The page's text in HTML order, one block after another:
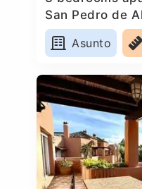
San Pedro de
Asunto